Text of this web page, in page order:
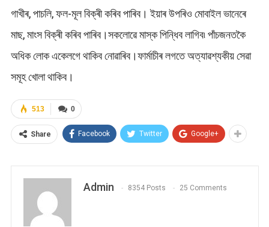
গাখীৰ, পাচলি, ফল-মূল বিক্ৰী কৰিব পাৰিব। ইয়াৰ উপৰিও মোবাইল ভানেৰে
মাছ, মাংস বিক্ৰী কৰিব পাৰিব।সকলোৱে মাস্ক পিন্ধিব লাগিব৷ পাঁচজনতকৈ
অধিক লোক একেলগে থাকিব নোৱাৰিব।ফাৰ্মাচীৰ লগতে অত্যাৱশ্যকীয় সেৱা
সমূহ খোলা থাকিব।
0
513
Share Facebook Twitter Google+
Admin 8354 Posts 25 Comments